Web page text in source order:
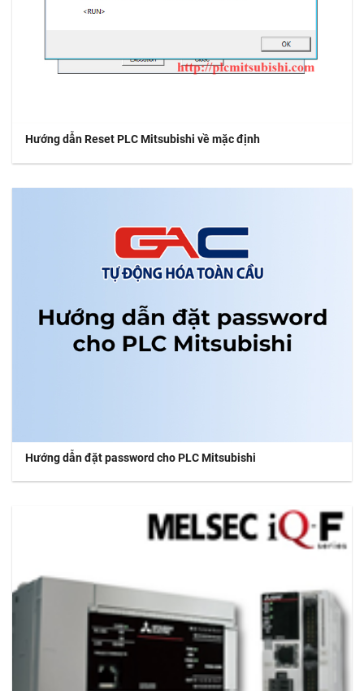
Hướng dẫn Reset PLC Mitsubishi về mặc định
Hướng dẫn đặt password cho PLC Mitsubishi